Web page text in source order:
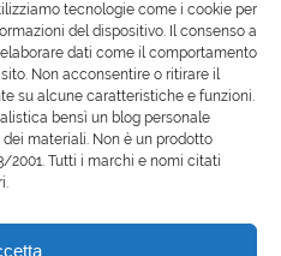
tecnologie come i cookie per
del dispositivo. Il consenso a
dati come il comportamento
Non acconsentire o ritirare il
su alcune caratteristiche e funzioni.
bensì un blog personale
materiali. Non è un prodotto
2001. Tutti i marchi e nomi citati